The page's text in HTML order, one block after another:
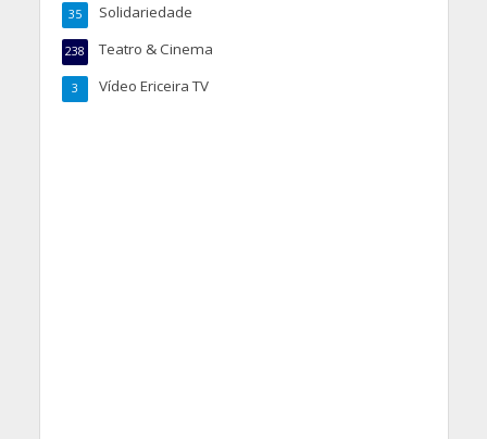
Solidariedade
35
Teatro & Cinema
238
Vídeo Ericeira TV
3